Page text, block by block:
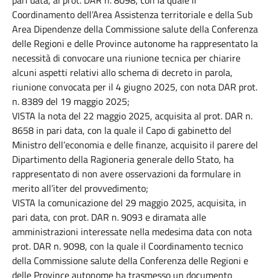
Coordinamento dell’Area Assistenza territoriale e della Sub
Area Dipendenze della Commissione salute della Conferenza
delle Regioni e delle Province autonome ha rappresentato la
necessità di convocare una riunione tecnica per chiarire
alcuni aspetti relativi allo schema di decreto in parola,
riunione convocata per il 4 giugno 2025, con nota DAR prot.
n. 8389 del 19 maggio 2025;
VISTA la nota del 22 maggio 2025, acquisita al prot. DAR n.
8658 in pari data, con la quale il Capo di gabinetto del
Ministro dell’economia e delle finanze, acquisito il parere del
Dipartimento della Ragioneria generale dello Stato, ha
rappresentato di non avere osservazioni da formulare in
merito all’iter del provvedimento;
VISTA la comunicazione del 29 maggio 2025, acquisita, in
pari data, con prot. DAR n. 9093 e diramata alle
amministrazioni interessate nella medesima data con nota
prot. DAR n. 9098, con la quale il Coordinamento tecnico
della Commissione salute della Conferenza delle Regioni e
delle Province autonome ha trasmesso un documento